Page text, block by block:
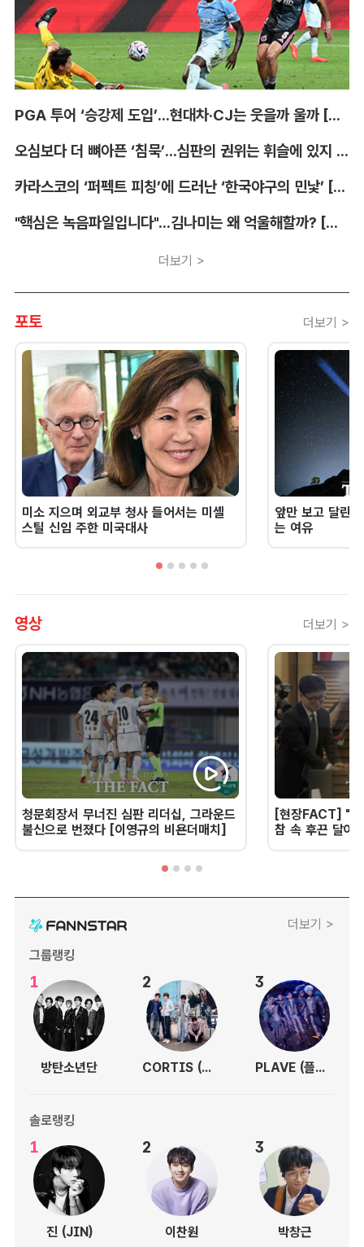
PGA 투어 ‘승강제 도입’...현대차·CJ는 웃을까 울까 [박호윤의 IN&OUT]
오심보다 더 뼈아픈 ‘침묵’...심판의 권위는 휘슬에 있지 않다 [박순규의 창]
카라스코의 ‘퍼펙트 피칭’에 드러난 ‘한국야구의 민낯’ [김대호의 야구생각]
"핵심은 녹음파일입니다"...김나미는 왜 억울해할까? [유병철의 스포츠 렉시오]
더보기 >
포토 더보기 >
미소 지으며 외교부 청사 들어서는 미셸
스틸 신임 주한 미국대사
앞만 보고 달린
는 여유
영상 더보기 >
청문회장서 무너진 심판 리더십, 그라운드
불신으로 번졌다 [이영규의 비욘더매치]
[현장FACT] "한
참 속 후끈 달아
더보기 >
그룹랭킹
1
방탄소년단
2
CORTIS (코르티스)
3
PLAVE (플레이브)
솔로랭킹
1
진 (JIN)
2
이찬원
3
박창근